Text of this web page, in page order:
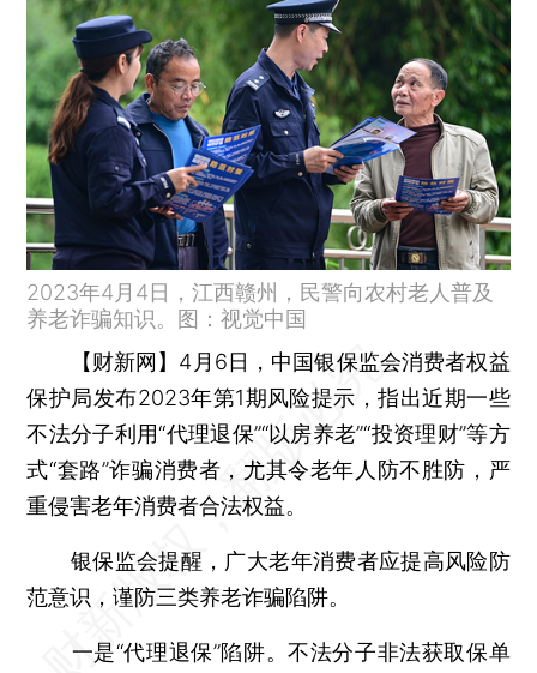
2023年4月4日，江西赣州，民警向农村老人普及
养老诈骗知识。图：视觉中国
【财新网】 4月6日，中国银保监会消费者权益
保护局发布2023年第1期风险提示，指出近期一些
不法分子利用“代理退保”“以房养老”“投资理财”等方
式“套路”诈骗消费者，尤其令老年人防不胜防，严
重侵害老年消费者合法权益。
银保监会提醒，广大老年消费者应提高风险防
范意识，谨防三类养老诈骗陷阱。
一是“代理退保”陷阱。不法分子非法获取保单